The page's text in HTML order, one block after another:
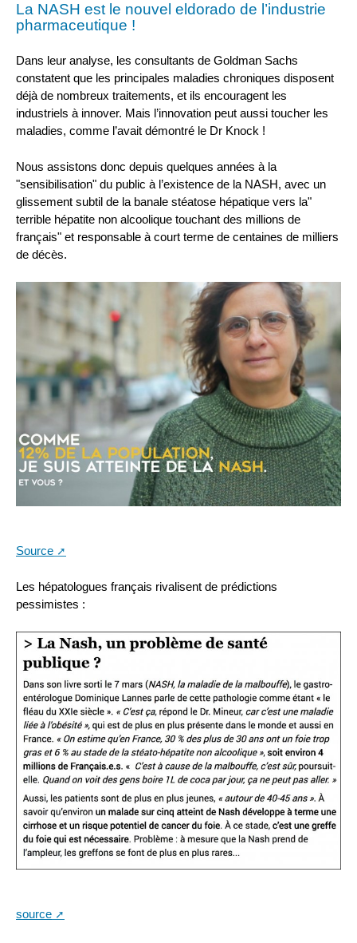
La NASH est le nouvel eldorado de l’industrie
pharmaceutique !
Dans leur analyse, les consultants de Goldman Sachs
constatent que les principales maladies chroniques disposent
déjà de nombreux traitements, et ils encouragent les
industriels à innover. Mais l’innovation peut aussi toucher les
maladies, comme l’avait démontré le Dr Knock !
Nous assistons donc depuis quelques années à la
"sensibilisation" du public à l’existence de la NASH, avec un
glissement subtil de la banale stéatose hépatique vers la"
terrible hépatite non alcoolique touchant des millions de
français" et responsable à court terme de centaines de milliers
de décès.
Source
Les hépatologues français rivalisent de prédictions
pessimistes :
source